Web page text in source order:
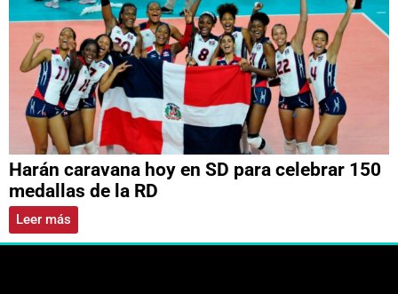
Harán caravana hoy en SD para celebrar 150
medallas de la RD
Leer más